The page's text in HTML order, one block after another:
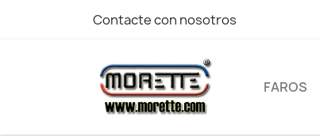
Contacte con nosotros
FAROS